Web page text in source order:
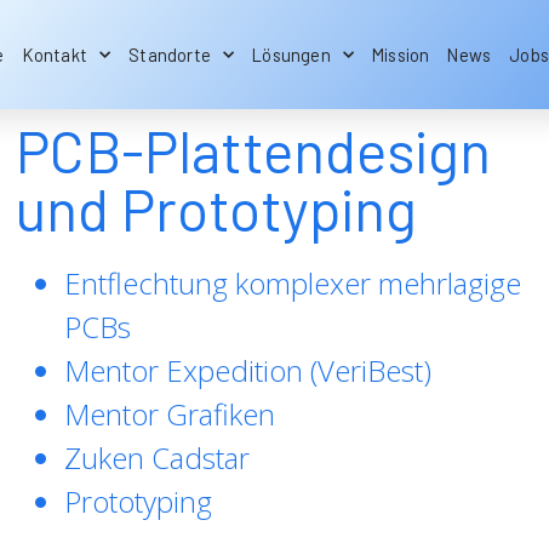
Kontakt Standorte Lösungen Mission News Jobs
PCB-Plattendesign
und Prototyping
Entflechtung komplexer mehrlagige
PCBs
Mentor Expedition (VeriBest)
Mentor Grafiken
Zuken Cadstar
Prototyping